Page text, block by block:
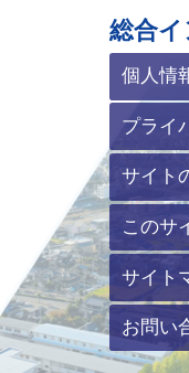
総合
個人情
プライ
サイト
このサ
サイト
お問い